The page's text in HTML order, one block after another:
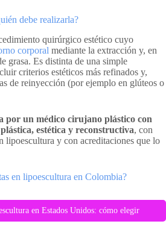
debe realizarla?
quirúrgico estético cuyo
corporal mediante la extracción y, en
grasa. Es distinta de una simple
criterios estéticos más refinados y,
de reinyección (por ejemplo en glúteos o
por un médico cirujano plástico con
estética y reconstructiva, con
lipoescultura y con acreditaciones que lo
en lipoescultura en Colombia?
en Estados Unidos: cómo elegir